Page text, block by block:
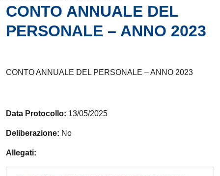
CONTO ANNUALE DEL
PERSONALE – ANNO 2023
CONTO ANNUALE DEL PERSONALE – ANNO 2023
Data Protocollo: 13/05/2025
Deliberazione: No
Allegati: